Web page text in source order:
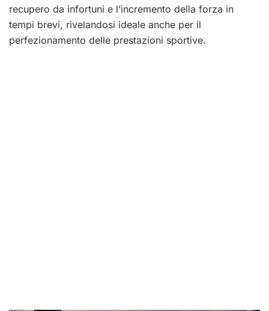
recupero da infortuni e l’incremento della forza in
tempi brevi, rivelandosi ideale anche per il
perfezionamento delle prestazioni sportive.